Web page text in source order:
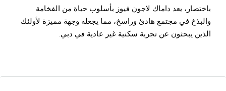
باختصار، يعد داماك لاجون فيوز بأسلوب حياة من الفخامة
والبذخ في مجتمع هادئ وراسخ، مما يجعله وجهة مميزة لأولئك
الذين يبحثون عن تجربة سكنية غير عادية في دبي.